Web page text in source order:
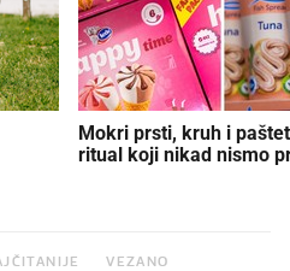
Mokri prsti, kruh i
ritual koji nikad nismo
VEZANO